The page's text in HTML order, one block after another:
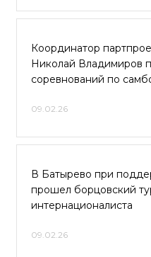
Координатор
Николай Владимиров
соревнований по
09.02.26
В Батырево при
прошел борцовский
интернационалиста
09.02.26